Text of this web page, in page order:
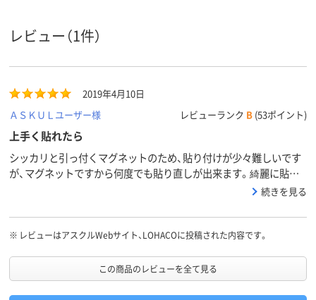
イプ
イプ
アスクル
商品環境
スコア
55
レビュー（1件）
2019年4月10日
ＡＳＫＵＬユーザー様
レビューランク B (53ポイント)
上手く貼れたら
シッカリと引っ付くマグネットのため、貼り付けが少々難しいです
が、マグネットですから何度でも貼り直しが出来ます。綺麗に貼れ
たら古い黒板が、新しいホワイトボードに大変身！！プロジェクター
てこの値段はお値打ちだと思います。
続きを見る
※ レビューはアスクルWebサイト、LOHACOに投稿された内容です。
この商品のレビューを全て見る